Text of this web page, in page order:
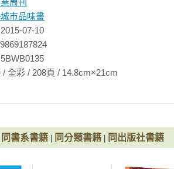
展
師
音響
維萊特（Klaus Wowereit）曾說：「柏
）。」聯合國教科文組織在 2006 年所選
設計概念展」（DMY），也在柏林。全世
，現在，都在柏林。
林，就像個大磁鐵，吸引了國際的設計
周刊
市品味書
07-10
/ 全彩 / 208頁 / 14.8cm×21cm
同書系書籍 同分類書籍 同出版社書籍